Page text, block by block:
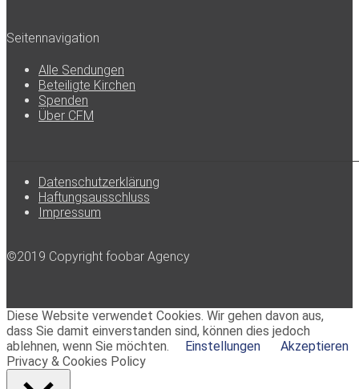
Seitennavigation
Alle Sendungen
Beteiligte Kirchen
Spenden
Über CFM
Datenschutzerklärung
Haftungsausschluss
Impressum
©2019 Copyright foobar Agency
Diese Website verwendet Cookies. Wir gehen davon aus,
dass Sie damit einverstanden sind, können dies jedoch
ablehnen, wenn Sie möchten.
Einstellungen
Akzeptieren
Privacy & Cookies Policy